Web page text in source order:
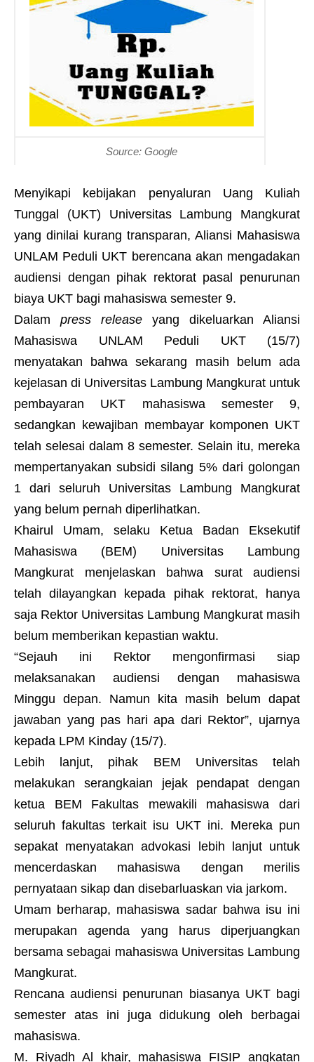
Source: Google
Menyikapi kebijakan penyaluran Uang Kuliah
Tunggal (UKT) Universitas Lambung Mangkurat
yang dinilai kurang transparan, Aliansi Mahasiswa
UNLAM Peduli UKT berencana akan mengadakan
audiensi dengan pihak rektorat pasal penurunan
biaya UKT bagi mahasiswa semester 9.
Dalam press release yang dikeluarkan Aliansi
Mahasiswa UNLAM Peduli UKT (15/7)
menyatakan bahwa sekarang masih belum ada
kejelasan di Universitas Lambung Mangkurat untuk
pembayaran UKT mahasiswa semester 9,
sedangkan kewajiban membayar komponen UKT
telah selesai dalam 8 semester. Selain itu, mereka
mempertanyakan subsidi silang 5% dari golongan
1 dari seluruh Universitas Lambung Mangkurat
yang belum pernah diperlihatkan.
Khairul Umam, selaku Ketua Badan Eksekutif
Mahasiswa (BEM) Universitas Lambung
Mangkurat menjelaskan bahwa surat audiensi
telah dilayangkan kepada pihak rektorat, hanya
saja Rektor Universitas Lambung Mangkurat masih
belum memberikan kepastian waktu.
“Sejauh ini Rektor mengonfirmasi siap
melaksanakan audiensi dengan mahasiswa
Minggu depan. Namun kita masih belum dapat
jawaban yang pas hari apa dari Rektor”, ujarnya
kepada LPM Kinday (15/7).
Lebih lanjut, pihak BEM Universitas telah
melakukan serangkaian jejak pendapat dengan
ketua BEM Fakultas mewakili mahasiswa dari
seluruh fakultas terkait isu UKT ini. Mereka pun
sepakat menyatakan advokasi lebih lanjut untuk
mencerdaskan mahasiswa dengan merilis
pernyataan sikap dan disebarluaskan via jarkom.
Umam berharap, mahasiswa sadar bahwa isu ini
merupakan agenda yang harus diperjuangkan
bersama sebagai mahasiswa Universitas Lambung
Mangkurat.
Rencana audiensi penurunan biasanya UKT bagi
semester atas ini juga didukung oleh berbagai
mahasiswa.
M. Riyadh Al khair, mahasiswa FISIP angkatan